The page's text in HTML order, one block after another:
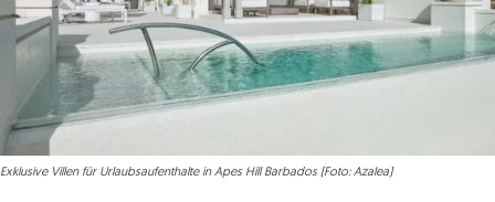
Exklusive Villen für Urlaubsaufenthalte in Apes Hill Barbados (Foto: Azalea)